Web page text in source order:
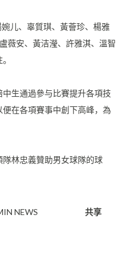
儿、辜質琪、黃薈珍、 楊雅
薇安、黃洁瀅、許雅淇、溫智
生通過參与比賽提升各項技
在各項賽事中創下高峰，為
林忠義贊助男女球隊的球
NEWS 共享